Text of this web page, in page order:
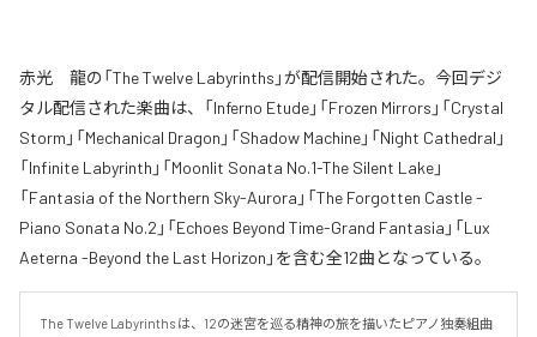
赤光 龍の「The Twelve Labyrinths」が配信開始された。今回デジ
タル配信された楽曲は、「Inferno Etude」「Frozen Mirrors」「Crystal
Storm」「Mechanical Dragon」「Shadow Machine」「Night Cathedral」
「Infinite Labyrinth」「Moonlit Sonata No.1-The Silent Lake」
「Fantasia of the Northern Sky-Aurora」「The Forgotten Castle -
Piano Sonata No.2」「Echoes Beyond Time-Grand Fantasia」「Lux
Aeterna -Beyond the Last Horizon」を含む全12曲となっている。
The Twelve Labyrinths は、12の迷宮を巡る精神の旅を描いたピアノ独奏組曲